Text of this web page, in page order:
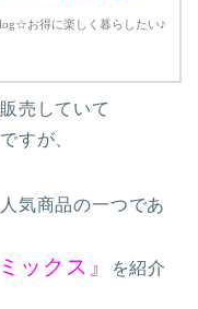
お得に楽しく暮らしたい♪
売していて
すが、
気商品の一つであ
ックス』
を紹介